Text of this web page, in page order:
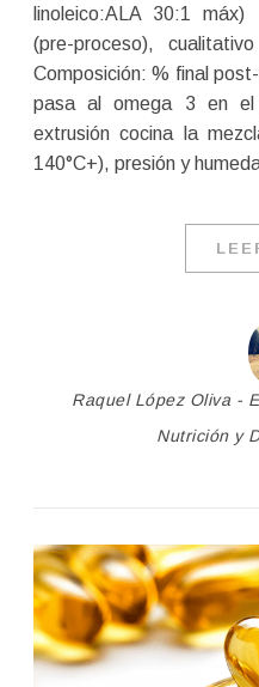
linoleico:ALA 30:1
(pre-proceso),
Composición: % final
pasa al omega 3 en el
extrusión cocina la
140°C+), presión y
Raquel López Oliva -
Nutrición y